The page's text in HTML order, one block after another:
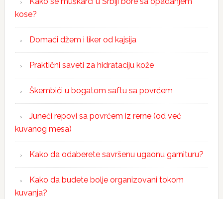
kose?
Domaći džem i liker od kajsija
Praktični saveti za hidrataciju kože
Škembići u bogatom saftu sa povrćem
Juneći repovi sa povrćem iz rerne (od već
kuvanog mesa)
Kako da odaberete savršenu ugaonu garnituru?
Kako da budete bolje organizovani tokom
kuvanja?